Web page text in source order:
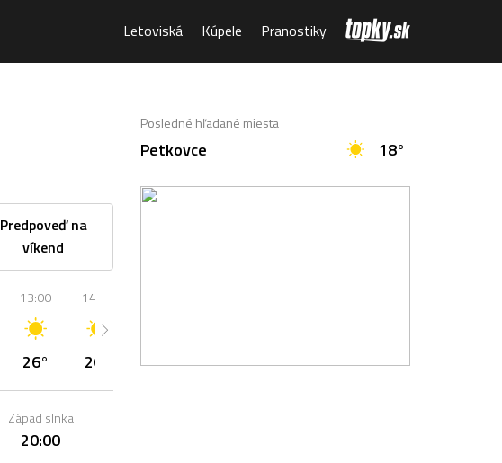
Letoviská Kúpele Pranostiky
Predpoveď na
víkend
13:00
26°
14:00
26° 27° 27° 26° 26° 24°
Západ slnka
20:00
Posledné hľadané miesta
Petkovce 18°